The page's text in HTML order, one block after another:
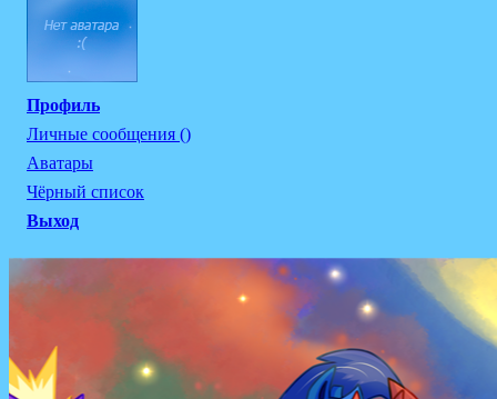
Профиль
Личные сообщения ()
Аватары
Чёрный список
Выход